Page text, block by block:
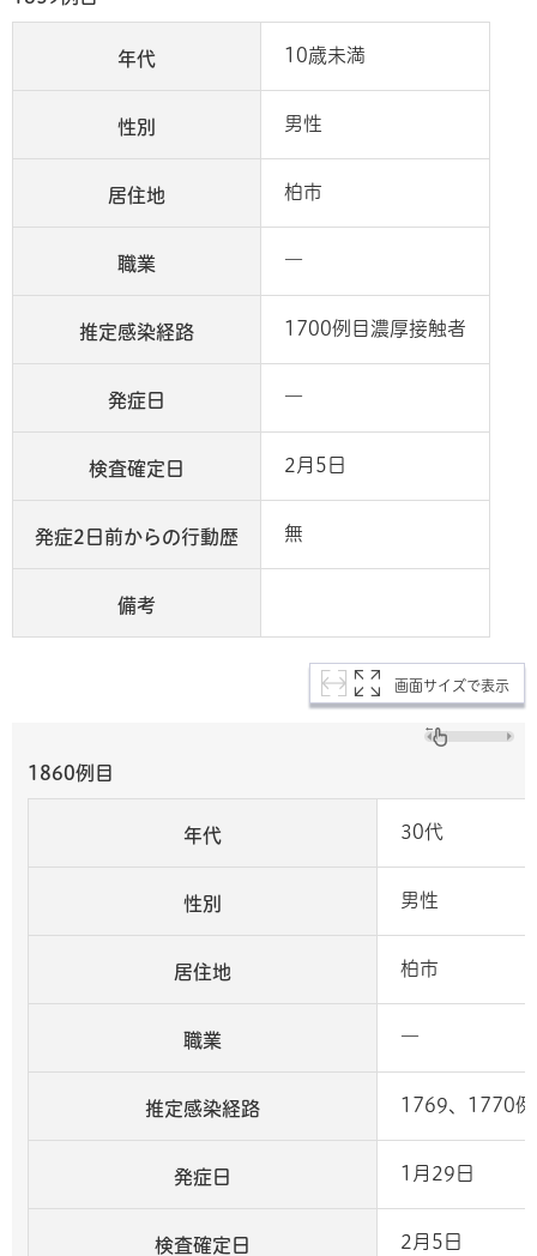
年代 10歳未満
性別 男性
居住地 柏市
職業 ―
推定感染経路 1700例目濃厚接触者
発症日 ―
検査確定日 2月5日
発症2日前からの行動歴 無
備考
画面サイズで表示
1860例目
年代 30代
性別 男性
居住地 柏市
職業 ―
推定感染経路 1769、1770例
発症日 1月29日
検査確定日 2月5日